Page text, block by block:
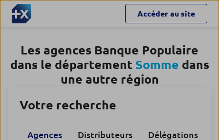
Accéder au site
Les agences Banque Populaire
dans le département Somme dans
une autre région
Votre recherche
Agences Distributeurs Délégations